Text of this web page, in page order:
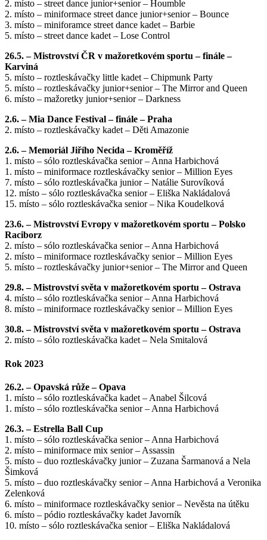
2. místo – street dance junior+senior – Houmble
2. místo – miniformace street dance junior+senior – Bounce
3. místo – miniforamce street dance kadet – Barbie
5. místo – street dance kadet – Lose Control
26.5. – Mistrovství ČR v mažoretkovém sportu – finále –
Karviná
5. místo – roztleskávačky little kadet – Chipmunk Party
5. místo – roztleskávačky junior+senior – The Mirror and Queen
6. místo – mažoretky junior+senior – Darkness
2.6. – Mia Dance Festival – finále – Praha
2. místo – roztleskávačky kadet – Děti Amazonie
2.6. – Memoriál Jiřího Necida – Kroměříž
1. místo – sólo roztleskávačka senior – Anna Harbichová
1. místo – miniformace roztleskávačky senior – Million Eyes
7. místo – sólo roztleskávačka junior – Natálie Surovíková
12. místo – sólo roztleskávačka senior – Eliška Nakládalová
15. místo – sólo roztleskávačka senior – Nika Koudelková
23.6. – Mistrovství Evropy v mažoretkovém sportu – Polsko
Raciborz
2. místo – sólo roztleskávačka senior – Anna Harbichová
2. místo – miniformace roztleskávačky senior – Million Eyes
5. místo – roztleskávačky junior+senior – The Mirror and Queen
29.8. – Mistrovství světa v mažoretkovém sportu – Ostrava
4. místo – sólo roztleskávačka senior – Anna Harbichová
8. místo – miniformace roztleskávačky senior – Million Eyes
30.8. – Mistrovství světa v mažoretkovém sportu – Ostrava
2. místo – sólo roztleskávačka kadet – Nela Smitalová
Rok 2023
26.2. – Opavská růže – Opava
1. místo – sólo roztleskávačka kadet – Anabel Šilcová
1. místo – sólo roztleskávačka senior – Anna Harbichová
26.3. – Estrella Ball Cup
1. místo – sólo roztleskávačka senior – Anna Harbichová
2. místo – miniformace mix senior – Assassin
5. místo – duo roztleskávačky junior – Zuzana Šarmanová a Nela
Šimková
5. místo – duo roztleskávačky senior – Anna Harbichová a Veronika
Zelenková
6. místo – miniformace roztleskávačky senior – Nevěsta na útěku
6. místo – pódio roztleskávačky kadet Javorník
10. místo – sólo roztleskávačka senior – Eliška Nakládalová